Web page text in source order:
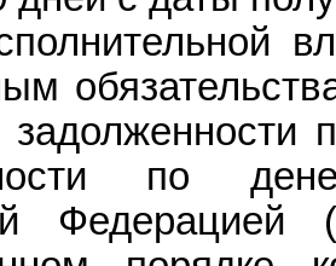
задолженности
по